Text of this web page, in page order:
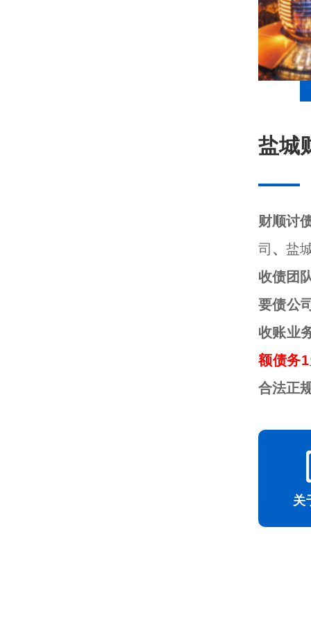
盐城
财顺讨
司 、 盐
收债团
要债公
收账业
额债务
合法正
关